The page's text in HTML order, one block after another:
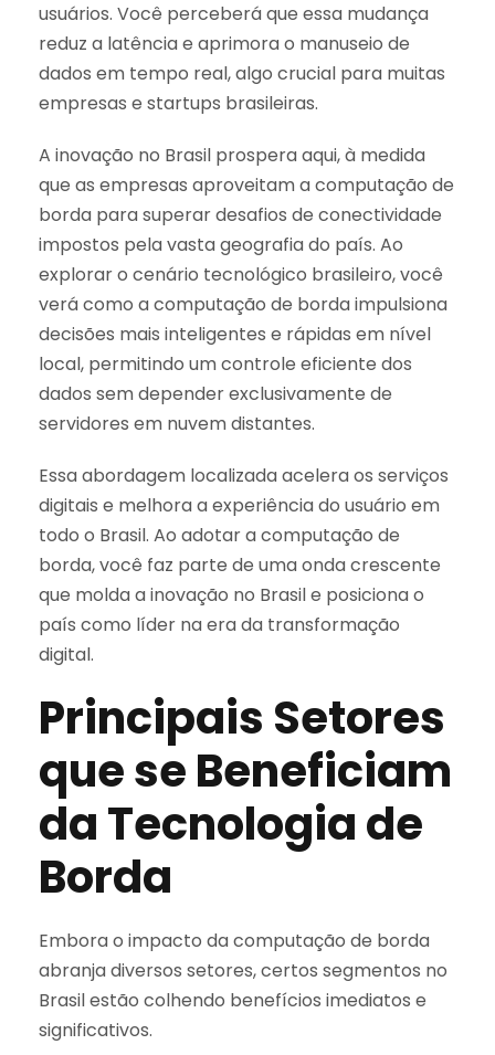
usuários. Você perceberá que essa mudança
reduz a latência e aprimora o manuseio de
dados em tempo real, algo crucial para muitas
empresas e startups brasileiras.
A inovação no Brasil prospera aqui, à medida
que as empresas aproveitam a computação de
borda para superar desafios de conectividade
impostos pela vasta geografia do país. Ao
explorar o cenário tecnológico brasileiro, você
verá como a computação de borda impulsiona
decisões mais inteligentes e rápidas em nível
local, permitindo um controle eficiente dos
dados sem depender exclusivamente de
servidores em nuvem distantes.
Essa abordagem localizada acelera os serviços
digitais e melhora a experiência do usuário em
todo o Brasil. Ao adotar a computação de
borda, você faz parte de uma onda crescente
que molda a inovação no Brasil e posiciona o
país como líder na era da transformação
digital.
Principais Setores
que se Beneficiam
da Tecnologia de
Borda
Embora o impacto da computação de borda
abranja diversos setores, certos segmentos no
Brasil estão colhendo benefícios imediatos e
significativos.